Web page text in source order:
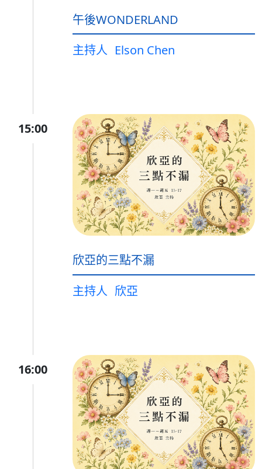
午後WONDERLAND
主持人 Elson Chen
15:00
欣亞的三點不漏
主持人 欣亞
16:00